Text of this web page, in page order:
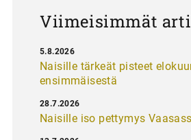
Viimeisimmät
Naisille tärkeät pisteet
ensimmäisestä
5.8.2026
Naisille iso pettymys
28.7.2026